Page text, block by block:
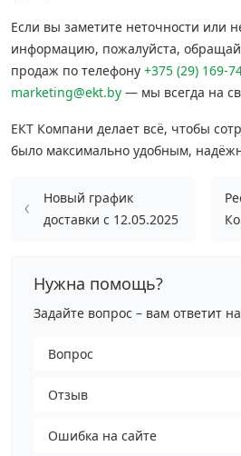
Комплекты и наборы
Кронштейны и крюки
Метрический крепеж
Электро и
Перфорированный крепеж
Скобяные изделия и
Если вы заметите неточности или
информацию, пожалуйста,
продаж по телефону +375 (29) 169-
marketing@ekt.by — мы всегда на
ЕКТ Компани делает всё, чтобы
было максимально удобным,
Новый график
доставки с 12.05.2025
Нужна помощь?
Задайте вопрос – вам ответит
Вопрос
Отзыв
Ошибка на сайте